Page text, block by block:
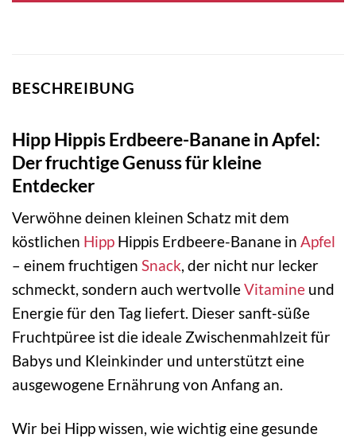
BESCHREIBUNG
Hipp Hippis Erdbeere-Banane in Apfel:
Der fruchtige Genuss für kleine
Entdecker
Verwöhne deinen kleinen Schatz mit dem
köstlichen Hipp Hippis Erdbeere-Banane in Apfel
– einem fruchtigen Snack, der nicht nur lecker
schmeckt, sondern auch wertvolleVitamine und
Energie für den Tag liefert. Dieser sanft-süße
Fruchtpüree ist die ideale Zwischenmahlzeit für
Babys und Kleinkinder und unterstützt eine
ausgewogene Ernährung von Anfang an.
Wir bei Hipp wissen, wie wichtig eine gesunde